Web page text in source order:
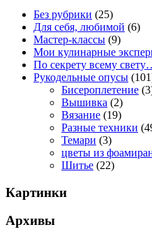
Без рубрики (25)
Для себя, любимой (6)
Мастер-классы (9)
Мои кулинарные
По секрету всему
Рукодельные опусы
Бисероплетение
Вышивка (2)
Вязание (19)
Разные техники
Темари (3)
цветы из
Шитье (22)
Картинки
Архивы